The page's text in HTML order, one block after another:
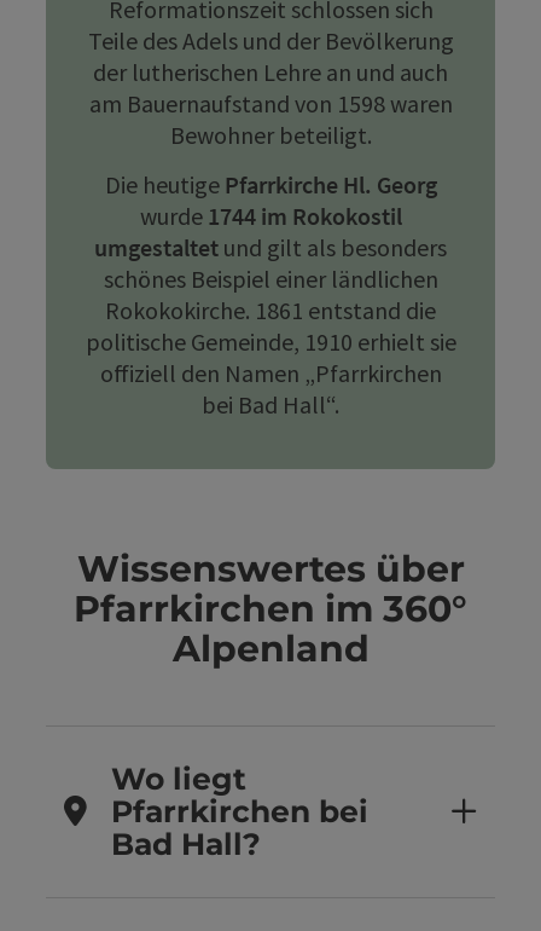
Reformationszeit schlossen sich
Teile des Adels und der Bevölkerung
der lutherischen Lehre an und auch
am Bauernaufstand von 1598 waren
Bewohner beteiligt.
Die heutige Pfarrkirche Hl. Georg
wurde 1744 im Rokokostil
umgestaltet und gilt als besonders
schönes Beispiel einer ländlichen
Rokokokirche. 1861 entstand die
politische Gemeinde, 1910 erhielt sie
offiziell den Namen „Pfarrkirchen
bei Bad Hall“.
Wissenswertes über
Pfarrkirchen im 360°
Alpenland
Wo liegt
Pfarrkirchen bei
Bad Hall?